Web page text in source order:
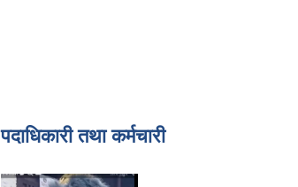
पदाधिकारी तथा कर्मचारी